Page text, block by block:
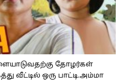
தோழர்கள்
வீட்டில் ஒரு பாட்டி.அம்மா